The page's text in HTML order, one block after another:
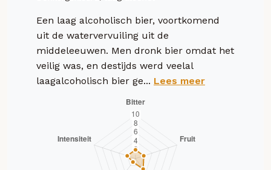
Een laag alcoholisch bier, voortkomend
uit de watervervuiling uit de
middeleeuwen. Men dronk bier omdat het
veilig was, en destijds werd veelal
laagalcoholisch bier ge... Lees meer